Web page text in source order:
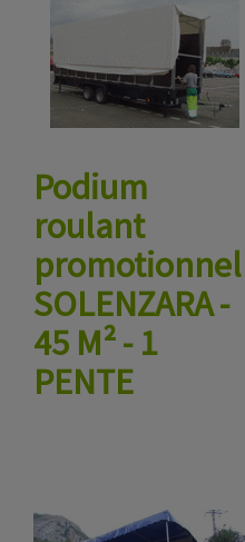
Podium
roulant
promotionnel
SOLENZARA -
45 M² - 1
PENTE